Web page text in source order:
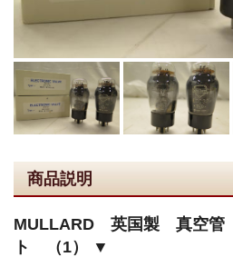
商品説明
MULLARD 英国製 真空
ト （1） ▼